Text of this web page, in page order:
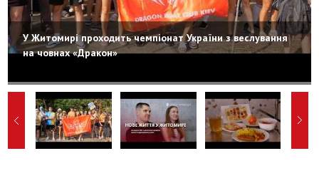
У Житомирі проходить чемпіонат України з веслування
на човнах «Дракон»